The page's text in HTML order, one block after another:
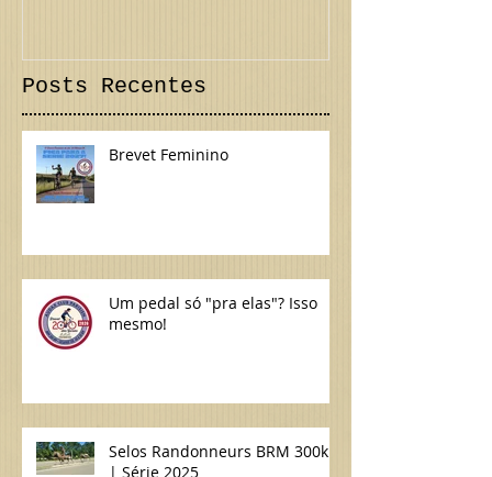
Posts Recentes
Brevet Feminino
Um pedal só "pra elas"? Isso
mesmo!
Selos Randonneurs BRM 300km
| Série 2025